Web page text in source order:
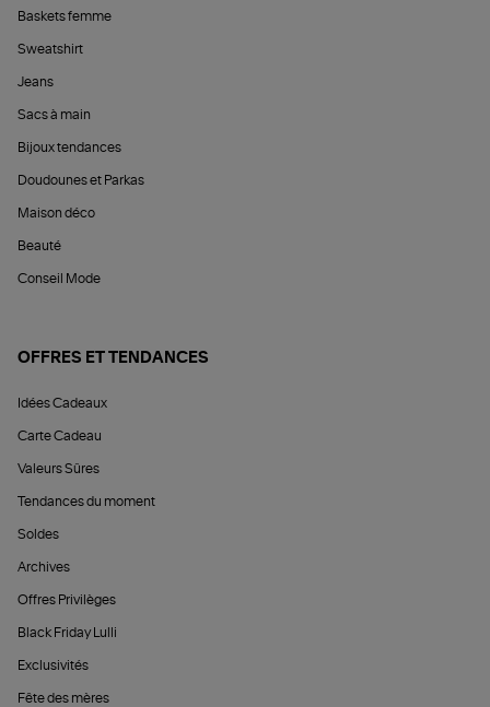
Baskets femme
Sweatshirt
Jeans
Sacs à main
Bijoux tendances
Doudounes et Parkas
Maison déco
Beauté
Conseil Mode
OFFRES ET TENDANCES
Idées Cadeaux
Carte Cadeau
Valeurs Sûres
Tendances du moment
Soldes
Archives
Offres Privilèges
Black Friday Lulli
Exclusivités
Fête des mères